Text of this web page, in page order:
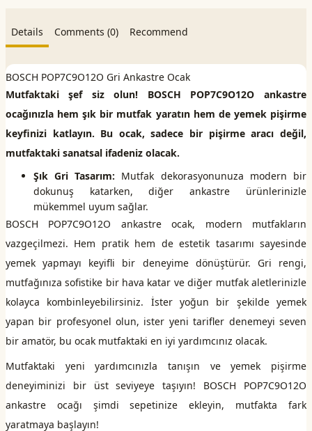
Details Comments (0) Recommend
BOSCH POP7C9O12O Gri Ankastre Ocak
Mutfaktaki şef siz olun! BOSCH POP7C9O12O ankastre
ocağınızla hem şık bir mutfak yaratın hem de yemek pişirme
keyfinizi katlayın. Bu ocak, sadece bir pişirme aracı değil,
mutfaktaki sanatsal ifadeniz olacak.
Şık Gri Tasarım: Mutfak dekorasyonunuza modern bir
dokunuş katarken, diğer ankastre ürünlerinizle
mükemmel uyum sağlar.
BOSCH POP7C9O12O ankastre ocak, modern mutfakların
vazgeçilmezi. Hem pratik hem de estetik tasarımı sayesinde
yemek yapmayı keyifli bir deneyime dönüştürür. Gri rengi,
mutfağınıza sofistike bir hava katar ve diğer mutfak aletlerinizle
kolayca kombinleyebilirsiniz. İster yoğun bir şekilde yemek
yapan bir profesyonel olun, ister yeni tarifler denemeyi seven
bir amatör, bu ocak mutfaktaki en iyi yardımcınız olacak.
Mutfaktaki yeni yardımcınızla tanışın ve yemek pişirme
deneyiminizi bir üst seviyeye taşıyın! BOSCH POP7C9O12O
ankastre ocağı şimdi sepetinize ekleyin, mutfakta fark
yaratmaya başlayın!